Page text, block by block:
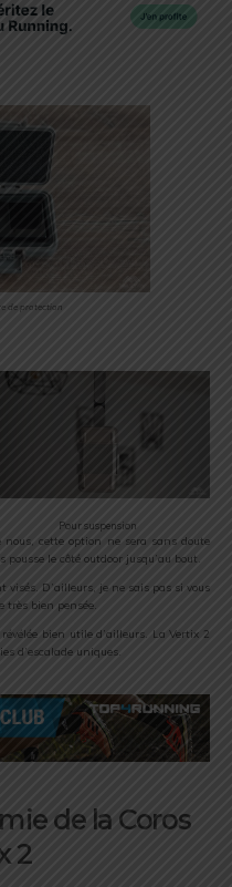
de protection
Pour suspension
nous, cette option ne sera sans doute
le côté outdoor jusqu’au bout.
visés. D’ailleurs, je ne sais pas si vous
très bien pensée.
bien utile d’ailleurs. La Vertix 2
d’escalade uniques.
de la Coros
2